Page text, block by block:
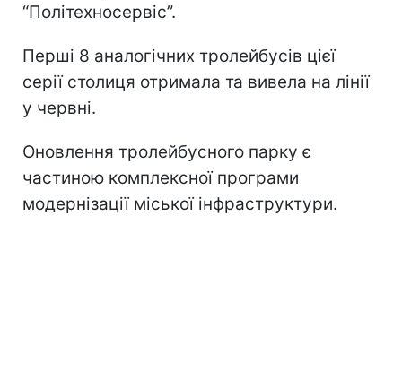
“Політехносервіс”.
Перші 8 аналогічних тролейбусів цієї
серії столиця отримала та вивела на лінії
у червні.
Оновлення тролейбусного парку є
частиною комплексної програми
модернізації міської інфраструктури.